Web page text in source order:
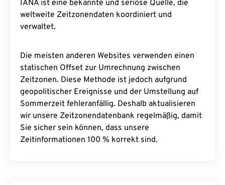
IANA ist eine bekannte und seriöse Quelle, die
weltweite Zeitzonendaten koordiniert und
verwaltet.
Die meisten anderen Websites verwenden einen
statischen Offset zur Umrechnung zwischen
Zeitzonen. Diese Methode ist jedoch aufgrund
geopolitischer Ereignisse und der Umstellung auf
Sommerzeit fehleranfällig. Deshalb aktualisieren
wir unsere Zeitzonendatenbank regelmäßig, damit
Sie sicher sein können, dass unsere
Zeitinformationen 100 % korrekt sind.